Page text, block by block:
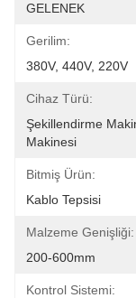
GELENEK
Gerilim:
380V, 440V, 220V
Cihaz Türü:
Şekillendirme
Makinesi
Bitmiş Ürün:
Kablo Tepsisi
Malzeme Genişliği:
200-600mm
Kontrol Sistemi: